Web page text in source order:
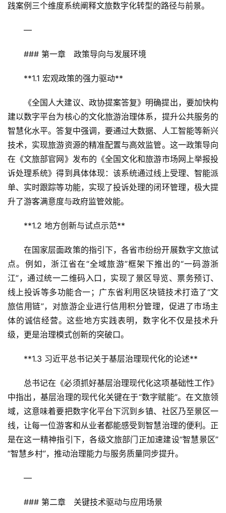
践案例三个维度系统阐释文旅数字化转型的路径与前景。
—
### 第一章　政策导向与发展环境
**1.1 宏观政策的强力驱动**
《全国人大建议、政协提案答复》明确提出，要加快构
建以数字平台为核心的文化旅游治理体系，提升公共服务的
智慧化水平。答复中强调，要通过大数据、人工智能等新兴
技术，实现旅游资源的精准配置与高效监管。这一政策导向
在《文旅部官网》发布的《全国文化和旅游市场网上举报投
诉处理系统》得到具体体现：该系统通过线上受理、智能派
单、实时跟踪等功能，实现了投诉处理的闭环管理，极大提
升了游客满意度与政府监管效能。
**1.2 地方创新与试点示范**
在国家层面政策的指引下，各省市纷纷开展数字文旅试
点。例如，浙江省在“全域旅游”框架下推出的“一码游浙
江”，通过统一二维码入口，实现了景区导览、票务预订、
线上投诉等多功能合一；广东省利用区块链技术打造了“文
旅信用链”，对旅游企业进行信用积分管理，促进了市场主
体的诚信经营。这些地方实践表明，数字化不仅是技术升
级，更是治理模式创新的突破口。
**1.3 习近平总书记关于基层治理现代化的论述**
总书记在《必须抓好基层治理现代化这项基础性工作》
中指出，基层治理的现代化关键在于“数字赋能”。在文旅领
域，这意味着要把数字化平台下沉到乡镇、社区乃至景区一
线，让每一位游客和从业者都能感受到智慧治理的便利。正
是在这一精神指引下，各级文旅部门正加速建设“智慧景区”
“智慧乡村”，推动治理能力与服务质量同步提升。
—
### 第二章　关键技术驱动与应用场景